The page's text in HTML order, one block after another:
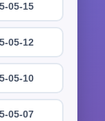
05-15
05-12
05-10
05-07